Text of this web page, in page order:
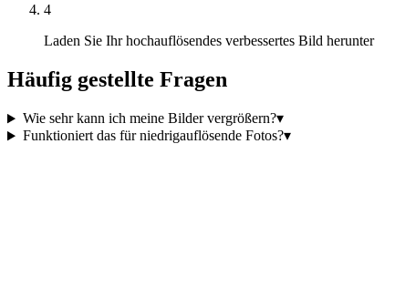
4
Laden Sie Ihr hochauflösendes verbessertes Bild herunter
Häufig gestellte Fragen
Wie sehr kann ich meine Bilder vergrößern?▾
Funktioniert das für niedrigauflösende Fotos?▾